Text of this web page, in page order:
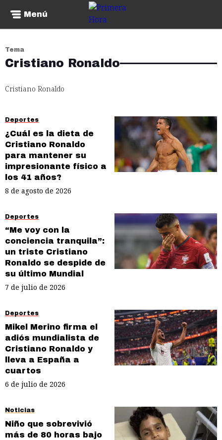
Menú
Tema
Cristiano Ronaldo
Cristiano Ronaldo
Deportes
¿Cuál es la dieta de
Cristiano Ronaldo
para mantener su
impresionante físico a
los 41 años?
8 de agosto de 2026
Deportes
“Me voy con la
conciencia tranquila”:
un triste Cristiano
Ronaldo se despide de
su último Mundial
7 de julio de 2026
Deportes
Mikel Merino firma el
adiós mundialista de
Cristiano Ronaldo y
lleva a España a
cuartos
6 de julio de 2026
Noticias
Niño que sobrevivió
más de 80 horas bajo